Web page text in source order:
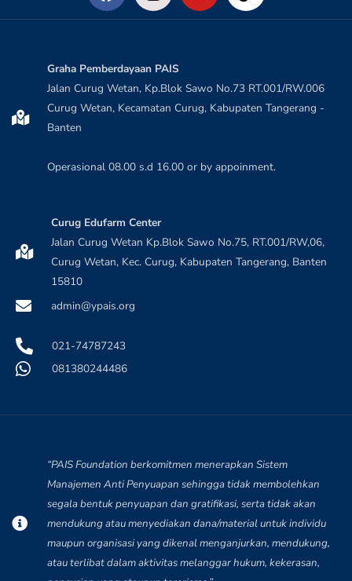
Graha Pemberdayaan PAIS
Jalan Curug Wetan, Kp.Blok Sawo No.73 RT.001/RW.006
Curug Wetan, Kecamatan Curug, Kabupaten Tangerang -
Banten
Operasional 08.00 s.d 16.00 or by appoinment.
Curug Edufarm Center
Jalan Curug Wetan Kp.Blok Sawo No.75, RT.001/RW,06,
Curug Wetan, Kec. Curug, Kabupaten Tangerang, Banten
15810
admin@ypais.org
021-74787243
081380244486
“PAIS Foundation berkomitmen menerapkan Sistem
Manajemen Anti Penyuapan sehingga tidak membolehkan
segala bentuk penyuapan dan gratifikasi, serta tidak akan
mendukung atau menyediakan dana/material untuk individu
maupun organisasi yang dikenal menganjurkan, mendukung,
atau terlibat dalam aktivitas melanggar hukum, kekerasan,